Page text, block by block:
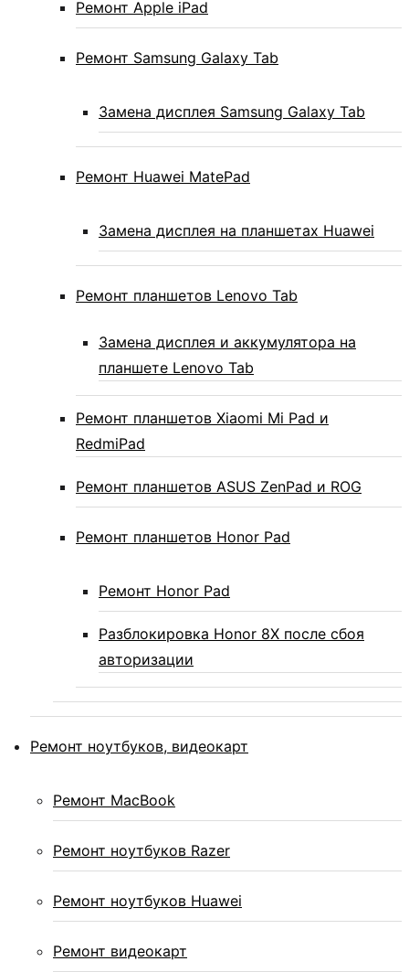
Ремонт Apple iPad
Ремонт Samsung Galaxy Tab
Замена дисплея Samsung Galaxy Tab
Ремонт Huawei MatePad
Замена дисплея на планшетах Huawei
Ремонт планшетов Lenovo Tab
Замена дисплея и аккумулятора на
планшете Lenovo Tab
Ремонт планшетов Xiaomi Mi Pad и
RedmiPad
Ремонт планшетов ASUS ZenPad и ROG
Ремонт планшетов Honor Pad
Ремонт Honor Pad
Разблокировка Honor 8X после сбоя
авторизации
Ремонт ноутбуков, видеокарт
Ремонт MacBook
Ремонт ноутбуков Razer
Ремонт ноутбуков Huawei
Ремонт видеокарт